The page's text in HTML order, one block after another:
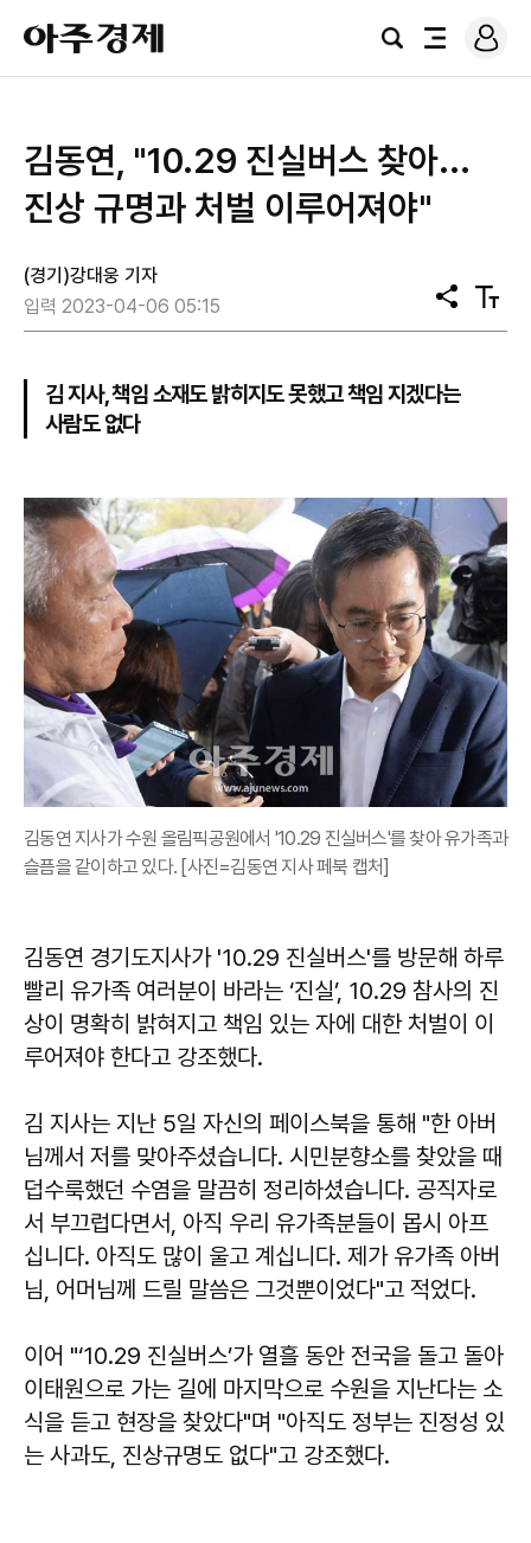
아
주
경
검
전
로
그
김동연, "10.29 진실버스 찾아...
진상 규명과 처벌 이루어져야"
(경기)강대웅 기자
입력 2023-04-06 05:15
공
유
텍
스
김 지사, 책임 소재도 밝히지도 못했고 책임 지겠다는
사람도 없다
김동연 지사가 수원 올림픽공원에서 '10.29 진실버스'를 찾아 유가족과
슬픔을 같이하고 있다. [사진=김동연 지사 페북 캡처]
김동연 경기도지사가 '10.29 진실버스'를 방문해 하루
빨리 유가족 여러분이 바라는 ‘진실’, 10.29 참사의 진
상이 명확히 밝혀지고 책임 있는 자에 대한 처벌이 이
루어져야 한다고 강조했다.
김 지사는 지난 5일 자신의 페이스북을 통해 "한 아버
님께서 저를 맞아주셨습니다. 시민분향소를 찾았을 때
덥수룩했던 수염을 말끔히 정리하셨습니다. 공직자로
서 부끄럽다면서, 아직 우리 유가족분들이 몹시 아프
십니다. 아직도 많이 울고 계십니다. 제가 유가족 아버
님, 어머님께 드릴 말씀은 그것뿐이었다"고 적었다.
이어 "‘10.29 진실버스’가 열흘 동안 전국을 돌고 돌아
이태원으로 가는 길에 마지막으로 수원을 지난다는 소
식을 듣고 현장을 찾았다"며 "아직도 정부는 진정성 있
는 사과도, 진상규명도 없다"고 강조했다.